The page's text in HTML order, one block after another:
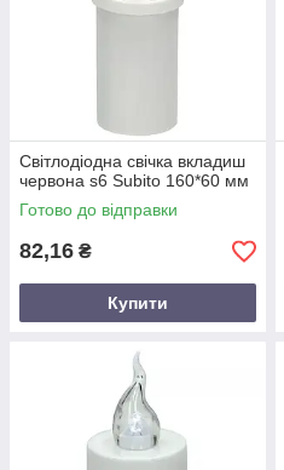
Світлодіодна свічка вкладиш
червона s6 Subito 160*60 мм
Готово до відправки
82,16 ₴
Купити